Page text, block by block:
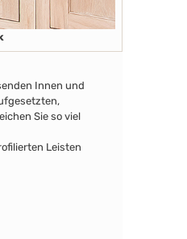
Innen und
Sie so viel
Leisten